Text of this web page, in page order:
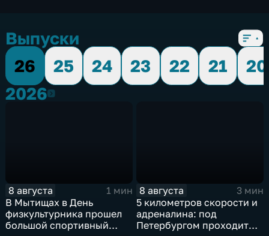
Выпуски
26
25 24 23 22 21
20
20262026
8 августа
1 мин
В Мытищах в День
физкультурника прошел
большой спортивный
8 августа
3 мин
5 километров скорости и
адреналина: под
Петербургом проходит